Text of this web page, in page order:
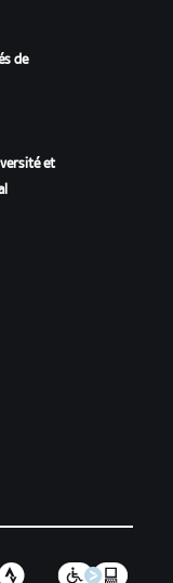
de
et